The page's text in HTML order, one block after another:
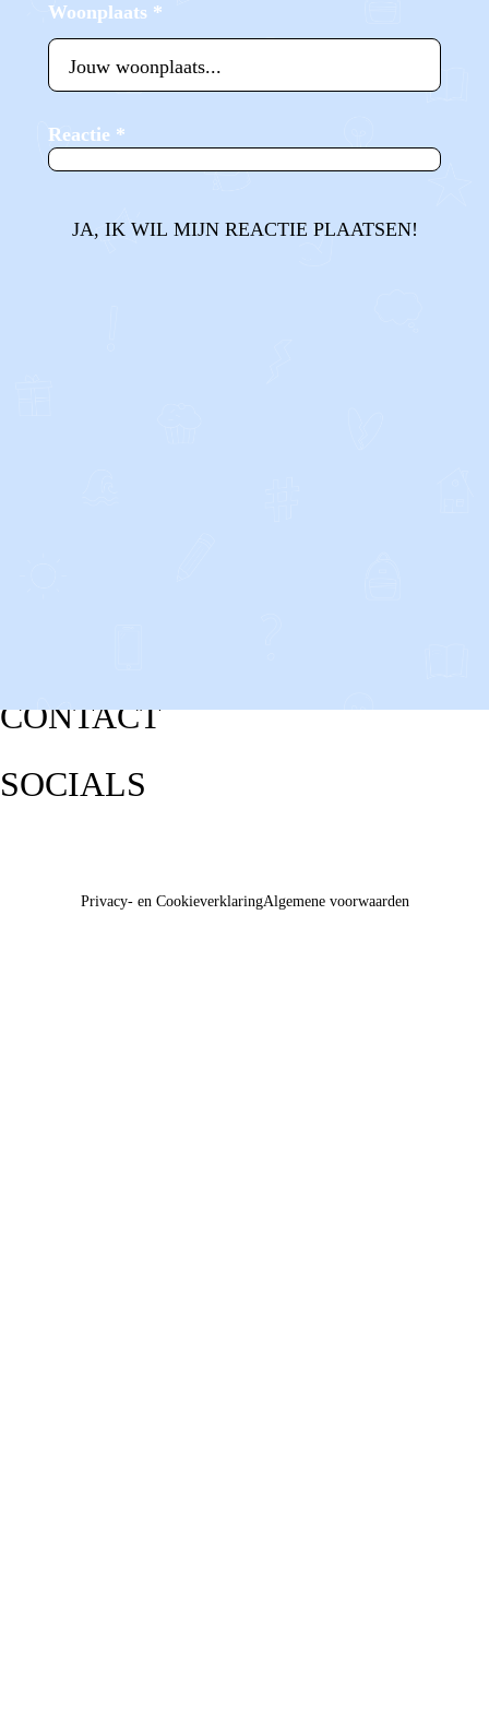
Woonplaats *
Reactie *
JA, IK WIL MIJN REACTIE PLAATSEN!
CONTACT
SOCIALS
Privacy- en CookieverklaringAlgemene voorwaarden